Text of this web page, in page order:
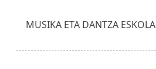
MUSIKA ETA DANTZA ESKOLA